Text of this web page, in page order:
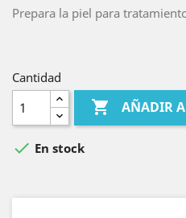
Prepara la piel para
Cantidad
 AÑADIR
 En stock